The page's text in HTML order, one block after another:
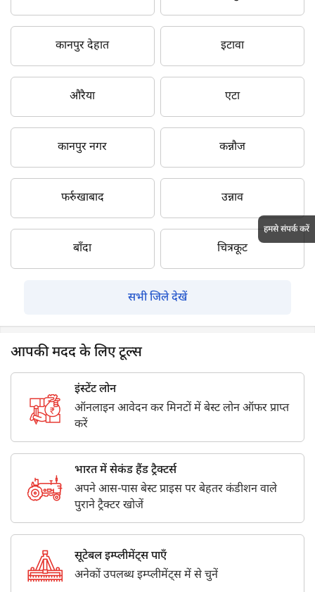
कानपुर देहात इटावा
औरैया एटा
कानपुर नगर कन्नौज
फर्रुखाबाद उन्नाव
बाँदा चित्रकूट
सभी जिले देखें
आपकी मदद के लिए टूल्स
इंस्टेंट लोन
ऑनलाइन आवेदन कर मिनटों में बेस्ट लोन ऑफर प्राप्त
करें
भारत में सेकंड हैंड ट्रैक्टर्स
अपने आस-पास बेस्ट प्राइस पर बेहतर कंडीशन वाले
पुराने ट्रैक्टर खोजें
सूटेबल इम्प्लीमेंट्स पाएँ
अनेकों उपलब्ध इम्प्लीमेंट्स में से चुनें
हमसे संपर्क करें